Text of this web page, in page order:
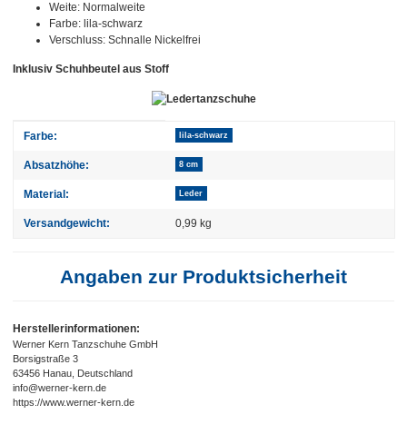
Weite: Normalweite
Farbe: lila-schwarz
Verschluss: Schnalle Nickelfrei
Inklusiv Schuhbeutel aus Stoff
Produkteigenschaft
Wert
Farbe: lila-schwarz
Absatzhöhe: 8 cm
Material: Leder
Versandgewicht: 0,99 kg
Angaben zur Produktsicherheit
Herstellerinformationen:
Werner Kern Tanzschuhe GmbH
Borsigstraße 3
63456 Hanau, Deutschland
info@werner-kern.de
https://www.werner-kern.de